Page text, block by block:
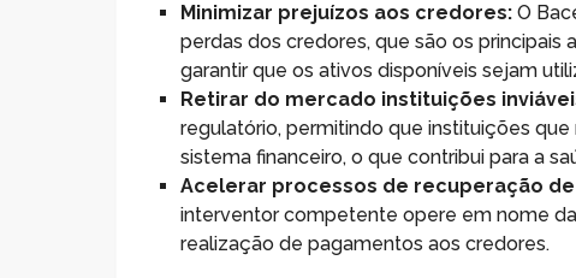
Minimizar prejuízos aos credores: O
perdas dos credores, que são os
garantir que os ativos disponíveis sejam
Retirar do mercado instituições
regulatório, permitindo que instituições
sistema financeiro, o que contribui para a
Acelerar processos de recuperação
interventor competente opere em nome
realização de pagamentos aos credores.